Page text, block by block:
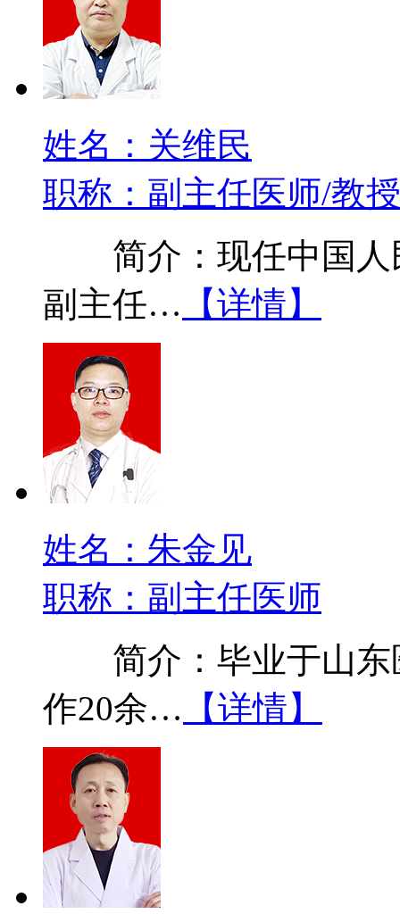
姓名：关维民
职称：副主任医师/教授
简介：现任中国人
副主任… 【详情】
姓名：朱金见
职称：副主任医师
简介：毕业于山东
作20余… 【详情】